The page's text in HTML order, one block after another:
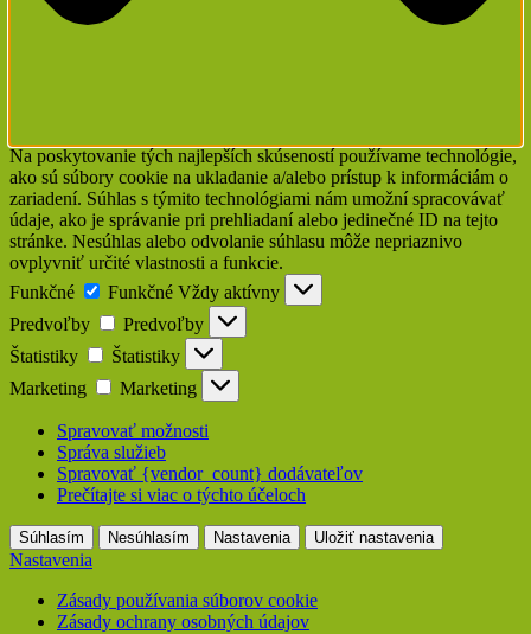
Na poskytovanie tých najlepších skúseností používame technológie,
ako sú súbory cookie na ukladanie a/alebo prístup k informáciám o
zariadení. Súhlas s týmito technológiami nám umožní spracovávať
údaje, ako je správanie pri prehliadaní alebo jedinečné ID na tejto
stránke. Nesúhlas alebo odvolanie súhlasu môže nepriaznivo
ovplyvniť určité vlastnosti a funkcie.
Funkčné
Funkčné Vždy aktívny
Predvoľby
Predvoľby
Štatistiky
Štatistiky
Marketing
Marketing
Spravovať možnosti
Správa služieb
Spravovať {vendor_count} dodávateľov
Prečítajte si viac o týchto účeloch
Súhlasím Nesúhlasím Nastavenia Uložiť nastavenia
Nastavenia
Zásady používania súborov cookie
Zásady ochrany osobných údajov